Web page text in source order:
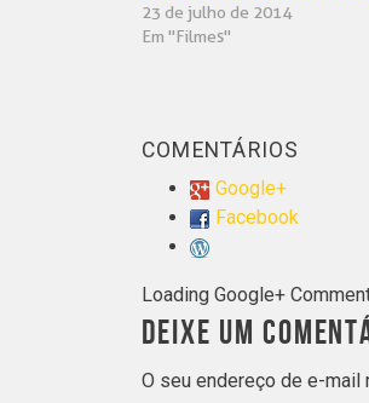
23 de julho de 2014
Em "Filmes"
COMENTÁRIOS
Google+
Facebook
Loading Google+
DEIXE UM
O seu endereço de e-mail